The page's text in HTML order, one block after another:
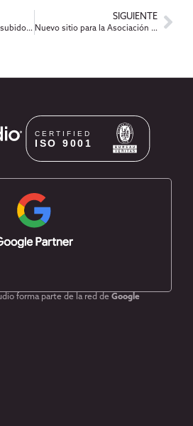
5 años del primer video subido a YouTube
SIGUIENTE
Nuevo sitio para la Asociación Celíaca Argentina
forma parte de la red de Google